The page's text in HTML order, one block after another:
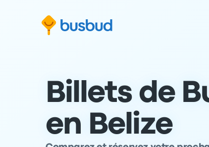
Billets de
en Belize